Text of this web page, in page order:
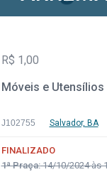
R$ 1,00
Móveis e Utensílios
J102755 Salvador, BA
FINALIZADO
1ª Praça:14/10/2024 às